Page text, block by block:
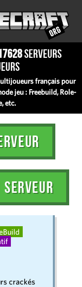
serveurs
français pour
jeu : Freebuild, Role-
etc.
crackés